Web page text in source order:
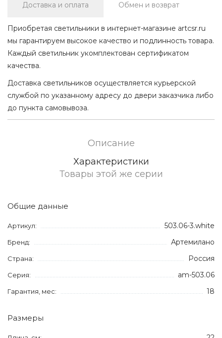
Доставка и оплата Обмен и возврат
Приобретая светильники в интернет-магазине artcsr.ru
мы гарантируем высокое качество и подлинность товара.
Каждый светильник укомплектован сертификатом
качества.
Доставка светильников осуществляется курьерской
службой по указанному адресу до двери заказчика либо
до пункта самовывоза.
Описание
Характеристики
Товары этой же серии
Общие данные
Артикул: 503.06-3.white
Бренд: Артемилано
Страна: Россия
Серия: am-503.06
Гарантия, мес: 18
Размеры